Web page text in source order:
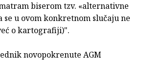
biserom tzv. «alternativne
se u ovom konkretnom slučaju ne
o kartografiji)".
novopokrenute AGM